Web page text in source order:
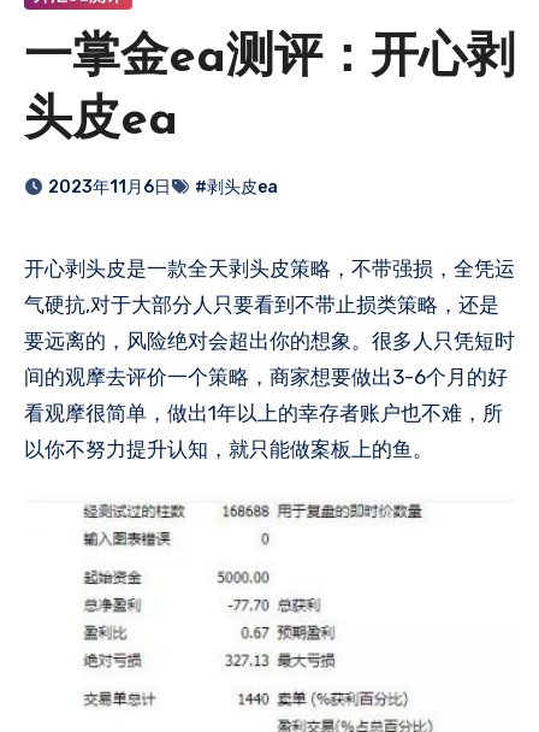
一掌金ea测评：开心剥
头皮ea
2023年11月6日 #剥头皮ea
开心剥头皮是一款全天剥头皮策略，不带强损，全凭运
气硬抗,对于大部分人只要看到不带止损类策略，还是
要远离的，风险绝对会超出你的想象。很多人只凭短时
间的观摩去评价一个策略，商家想要做出3-6个月的好
看观摩很简单，做出1年以上的幸存者账户也不难​，所
以你不努力提升认知，就只能做案板上​的鱼。